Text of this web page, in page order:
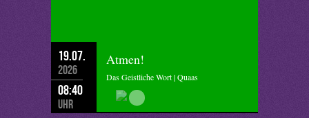
19.07.
2026
08:40
Uhr
Atmen!
Das Geistliche Wort | Quaas